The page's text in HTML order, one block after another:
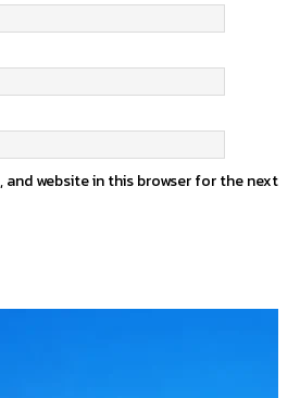
and website in this browser for the next